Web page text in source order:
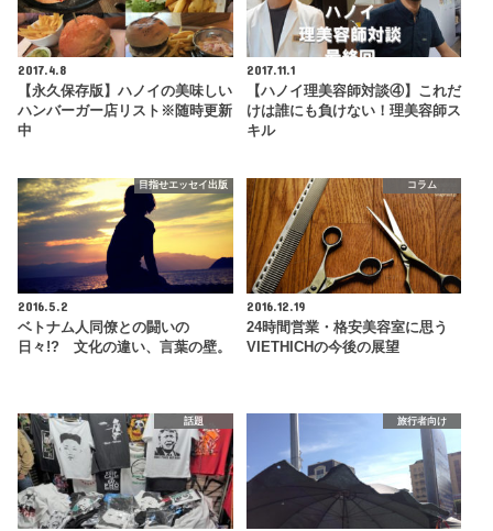
2017.4.8
【永久保存版】ハノイの美味しい
ハンバーガー店リスト※随時更新
中
2017.11.1
【ハノイ理美容師対談④】これだ
けは誰にも負けない！理美容師ス
キル
目指せエッセイ出版
2016.5.2
ベトナム人同僚との闘いの
日々!? 文化の違い、言葉の壁。
コラム
2016.12.19
24時間営業・格安美容室に思う
VIETHICHの今後の展望
話題 旅行者向け